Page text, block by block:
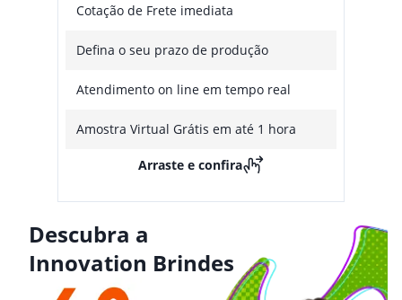
Cotação de Frete imediata
Defina o seu prazo de produção
Atendimento on line em tempo real
Amostra Virtual Grátis em até 1 hora
Arraste e confira
Descubra a
Innovation Brindes